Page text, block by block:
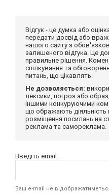
Відгук - це думка або
передати досвід або
нашого сайту з
залишеного відгука. Це
правильне рішення.
спілкування та
питань, що цікавлять.
Не дозволяється:
лексики, погроз або
іншими конкуруючими
що ображають діяльність
розміщення посилань на
реклама та самореклама.
Введіть email:
Ваш e-mail не